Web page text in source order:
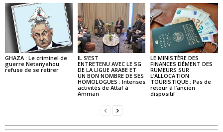
GHAZA : Le criminel de
guerre Netanyahou
refuse de se retirer
IL S’EST
ENTRETENU AVEC LE SG
DE LA LIGUE ARABE ET
UN BON NOMBRE DE SES
HOMOLOGUES : Intenses
activités de Attaf à
Amman
LE MINISTÈRE DES
FINANCES DÉMENT DES
RUMEURS SUR
L’ALLOCATION
TOURISTIQUE : Pas de
retour à l’ancien
dispositif